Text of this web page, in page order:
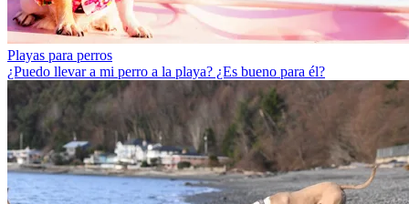
Playas para perros
¿Puedo llevar a mi perro a la playa? ¿Es bueno para él?